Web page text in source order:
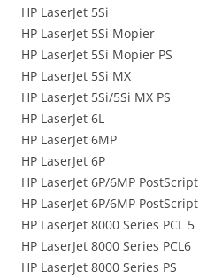
HP LaserJet 5Si
HP LaserJet 5Si Mopier
HP LaserJet 5Si Mopier PS
HP LaserJet 5Si MX
HP LaserJet 5Si/5Si MX PS
HP LaserJet 6L
HP LaserJet 6MP
HP LaserJet 6P
HP LaserJet 6P/6MP PostScript
HP LaserJet 6P/6MP PostScript
HP LaserJet 8000 Series PCL 5
HP LaserJet 8000 Series PCL6
HP LaserJet 8000 Series PS